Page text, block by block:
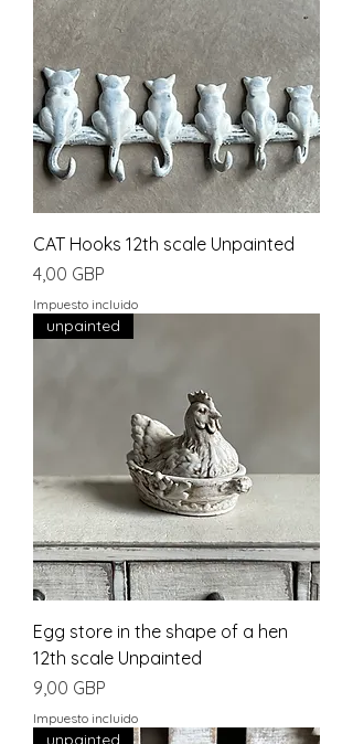
CAT Hooks 12th scale Unpainted
Precio
4,00 GBP
Impuesto incluido
unpainted
Egg store in the shape of a hen
12th scale Unpainted
Precio
9,00 GBP
Impuesto incluido
unpainted